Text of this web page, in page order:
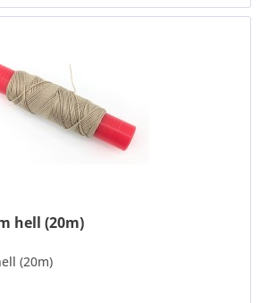
hell (20m)
(20m)